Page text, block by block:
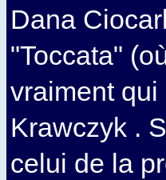
Dana
"Toccata"
vraiment qui
Krawczyk .
celui de la